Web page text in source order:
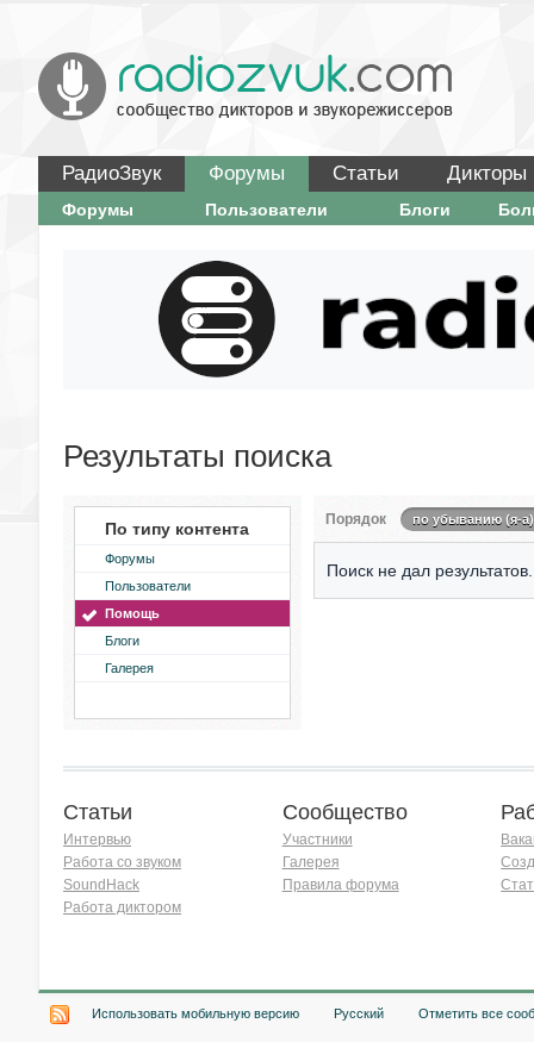
РадиоЗвук Форумы Статьи Дикторы
Форумы Пользователи Блоги
Результаты поиска
По типу контента
Форумы
Пользователи
Помощь
Блоги
Галерея
Порядок по убыванию (я-а)
Поиск не дал результатов.
Статьи
Интервью
Работа со звуком
SoundHack
Работа диктором
Сообщество
Участники
Галерея
Правила форума
Использовать мобильную версию Русский Отметить все